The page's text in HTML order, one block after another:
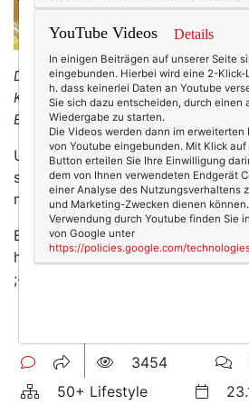
Das Weihnachtsoratorium.
Knabenchor und seinen Solisten
Engel nicht singen!)
Und was soll ich sagen außer:
schöneres Weihnachtsgeschenk
machen können. (Danke, Elke,
Euch wünsche ich wunderbare,
hört mal bei Bach rein, der kann
;-)
3454
50+ Lifestyle
YouTube Videos Details
In einigen Beiträgen auf unserer Seite
eingebunden. Hierbei wird eine 2-Klick-
h. dass keinerlei Daten an Youtube
Sie sich dazu entscheiden, durch einen
Wiedergabe zu starten.
Die Videos werden dann im erweiterten
von Youtube eingebunden. Mit Klick
Button erteilen Sie Ihre Einwilligung
dem von Ihnen verwendeten Endgerät
einer Analyse des Nutzungsverhaltens
und Marketing-Zwecken dienen
Verwendung durch Youtube finden Sie
von Google unter
https://policies.google.com/